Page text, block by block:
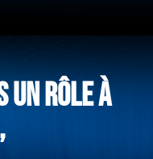
UN RÔLE À